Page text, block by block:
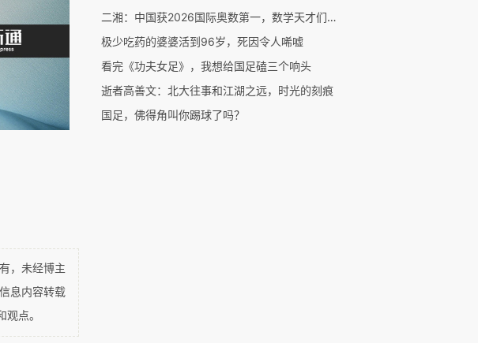
，一时却
弟说。“可
弟竖起右
抢、不乞
刚才还棱
，证明自
像喝醉了
的意义又
，未经博主
息内容转载
点。
二湘：中国获2026国际奥数第一，数学天才们后来都去哪了？
极少吃药的婆婆活到96岁，死因令人唏嘘
看完《功夫女足》，我想给国足磕三个响头
逝者高善文：北大往事和江湖之远，时光的刻痕
国足，佛得角叫你踢球了吗？